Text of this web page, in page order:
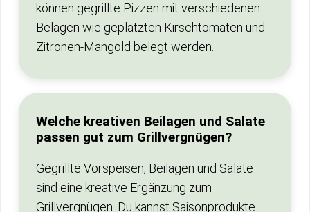
können gegrillte Pizzen mit verschiedenen
Belägen wie geplatzten Kirschtomaten und
Zitronen-Mangold belegt werden.
Welche kreativen Beilagen und Salate
passen gut zum Grillvergnügen?
Gegrillte Vorspeisen, Beilagen und Salate
sind eine kreative Ergänzung zum
Grillvergnügen. Du kannst Saisonprodukte